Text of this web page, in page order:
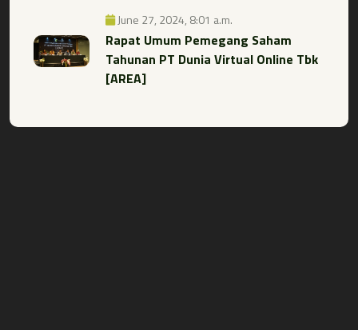
June 27, 2024, 8:01 a.m.
Rapat Umum Pemegang Saham
Tahunan PT Dunia Virtual Online Tbk
[AREA]